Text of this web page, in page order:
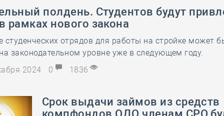
полдень. Студентов будут
рамках нового закона
студенческих отрядов для работы на стройке может
законодательном уровне уже в следующем году.
2024
0 1836
Срок выдачи займов из средств